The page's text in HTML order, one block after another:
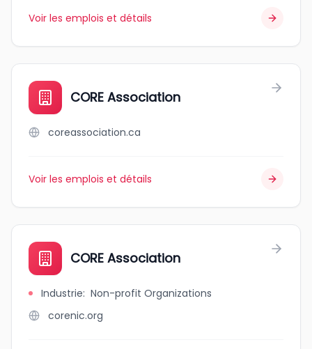
Voir les emplois et détails
CORE Association
coreassociation.ca
Voir les emplois et détails
CORE Association
Industrie: Non-profit Organizations
corenic.org